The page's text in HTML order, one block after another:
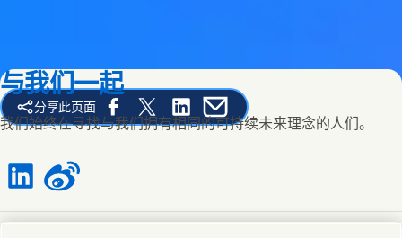
分享此页面
Share this page on Facebook
Share this page on X
Share this page on Linked In
Share this page on E-mail
与我们一起
我们始终在寻找与我们拥有相同的可持续未来理念的人们。
with us on LinkedIn
Connect with us on Weibo